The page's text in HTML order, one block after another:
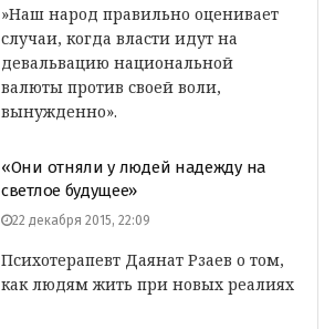
»Наш народ правильно оценивает
случаи, когда власти идут на
девальвацию национальной
валюты против своей воли,
вынужденно».
«Они отняли у людей надежду на
светлое будущее»
22 декабря 2015, 22:09
Психотерапевт Даянат Рзаев о том,
как людям жить при новых реалиях